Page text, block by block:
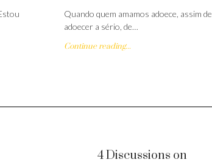
Quando quem amamos adoece, assim de
adoecer a sério, de…
Continue reading...
4 Discussions on